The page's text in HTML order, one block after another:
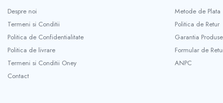
Capace r13 BMW
Capace r13 Chevrolet
Capace r13 Dacia
Capace r13 Ford
Capace r13 Hyundai
Capace r13 Mazda
Despre noi
Termeni si Conditii
Politica de Confidentialitate
Politica de livrare
Termeni si Conditii Oney
Contact
Metode de Plata
Politica de Retur
Garantia
Formular de
ANPC